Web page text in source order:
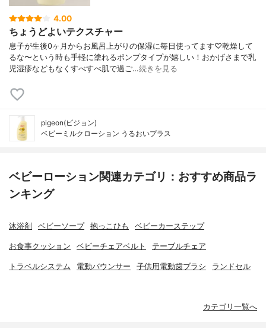
4.00
ちょうどよいテクスチャー
息子が生後0ヶ月からお風呂上がりの保湿に毎日使ってます♡乾燥して
るな〜という時も手軽に塗れるポンプタイプが嬉しい！おかげさまで乳
児湿疹などもなくすべすべ肌で過ご…続きを見る
pigeon(ピジョン)
ベビーミルクローション うるおいプラス
ベビーローション関連カテゴリ：おすすめ商品ラ
ンキング
沐浴剤 ベビーソープ 抱っこひも ベビーカーステップ
お食事クッション ベビーチェアベルト テーブルチェア
トラベルシステム 電動バウンサー 子供用電動歯ブラシ ランドセル
カテゴリ一覧へ